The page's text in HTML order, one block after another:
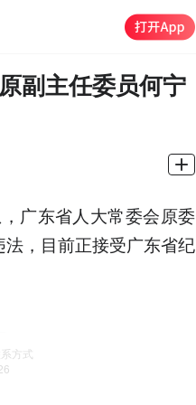
副主任委员何宁
广东省人大常委会原委
，目前正接受广东省纪
方式